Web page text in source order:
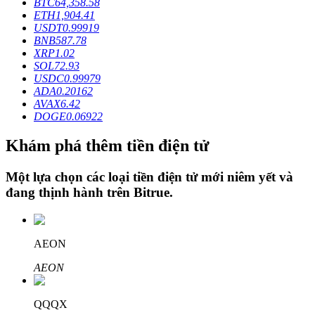
Khóa BTR
Đầu tư độc quyền cho người nắm giữ BTR
Khoản vay
ETH1,904.41
USDT0.99919
BNB587.78
XRP1.02
SOL72.93
USDC0.99979
ADA0.20162
AVAX6.42
DOGE0.06922
Khám phá thêm tiền điện tử
Một lựa chọn các loại tiền điện tử mới niêm yết và
đang thịnh hành trên Bitrue.
AEON
AEON
QQQX